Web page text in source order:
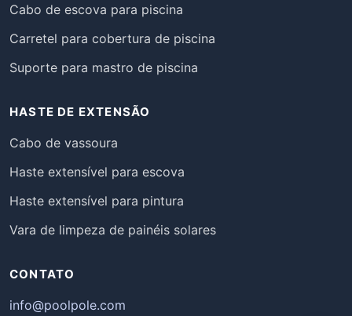
Cabo de escova para piscina
Carretel para cobertura de piscina
Suporte para mastro de piscina
HASTE DE EXTENSÃO
Cabo de vassoura
Haste extensível para escova
Haste extensível para pintura
Vara de limpeza de painéis solares
CONTATO
info@poolpole.com